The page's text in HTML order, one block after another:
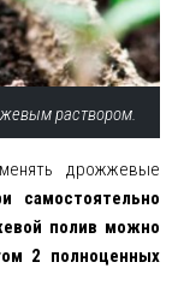
раствором.
дрожжевые
самостоятельно
полив можно
2 полноценных